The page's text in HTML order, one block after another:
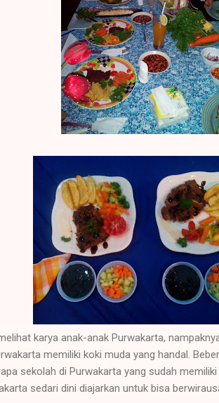
karya anak-anak Purwakarta,
memiliki koki muda yang handal.
sekolah di Purwakarta yang sudah
sedari dini diajarkan untuk bisa